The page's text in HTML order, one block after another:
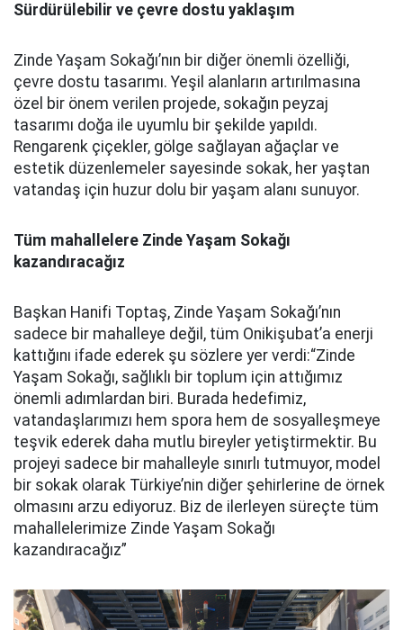
Sürdürülebilir ve çevre dostu yaklaşım
Zinde Yaşam Sokağı’nın bir diğer önemli özelliği,
çevre dostu tasarımı. Yeşil alanların artırılmasına
özel bir önem verilen projede, sokağın peyzaj
tasarımı doğa ile uyumlu bir şekilde yapıldı.
Rengarenk çiçekler, gölge sağlayan ağaçlar ve
estetik düzenlemeler sayesinde sokak, her yaştan
vatandaş için huzur dolu bir yaşam alanı sunuyor.
Tüm mahallelere Zinde Yaşam Sokağı
kazandıracağız
Başkan Hanifi Toptaş, Zinde Yaşam Sokağı’nın
sadece bir mahalleye değil, tüm Onikişubat’a enerji
kattığını ifade ederek şu sözlere yer verdi:“Zinde
Yaşam Sokağı, sağlıklı bir toplum için attığımız
önemli adımlardan biri. Burada hedefimiz,
vatandaşlarımızı hem spora hem de sosyalleşmeye
teşvik ederek daha mutlu bireyler yetiştirmektir. Bu
projeyi sadece bir mahalleyle sınırlı tutmuyor, model
bir sokak olarak Türkiye’nin diğer şehirlerine de örnek
olmasını arzu ediyoruz. Biz de ilerleyen süreçte tüm
mahallelerimize Zinde Yaşam Sokağı
kazandıracağız”